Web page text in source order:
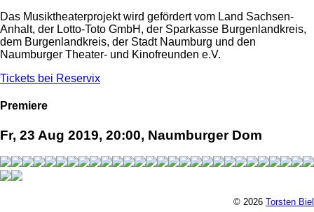
Das Musiktheaterprojekt wird gefördert vom Land Sachsen-
Anhalt, der Lotto-Toto GmbH, der Sparkasse Burgenlandkreis,
dem Burgenlandkreis, der Stadt Naumburg und den
Naumburger Theater- und Kinofreunden e.V.
Tickets bei Reservix
Premiere
Fr, 23 Aug 2019, 20:00, Naumburger Dom
© 2026 Torsten Biel